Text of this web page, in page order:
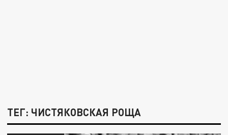
ТЕГ: ЧИСТЯКОВСКАЯ РОЩА